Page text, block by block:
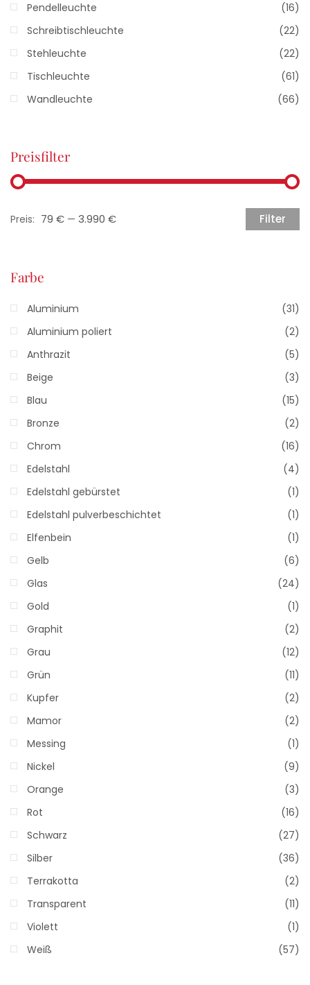
Pendelleuchte
(16)
Schreibtischleuchte
(22)
Stehleuchte
(22)
Tischleuchte
(61)
Wandleuchte
(66)
Preisfilter
Filter
Preis: 79 € — 3.990 €
Farbe
Aluminium
(31)
Aluminium poliert
(2)
Anthrazit
(5)
Beige
(3)
Blau
(15)
Bronze
(2)
Chrom
(16)
Edelstahl
(4)
Edelstahl gebürstet
(1)
Edelstahl pulverbeschichtet
(1)
Elfenbein
(1)
Gelb
(6)
Glas
(24)
Gold
(1)
Graphit
(2)
Grau
(12)
Grün
(11)
Kupfer
(2)
Mamor
(2)
Messing
(1)
Nickel
(9)
Orange
(3)
Rot
(16)
Schwarz
(27)
Silber
(36)
Terrakotta
(2)
Transparent
(11)
Violett
(1)
Weiß
(57)